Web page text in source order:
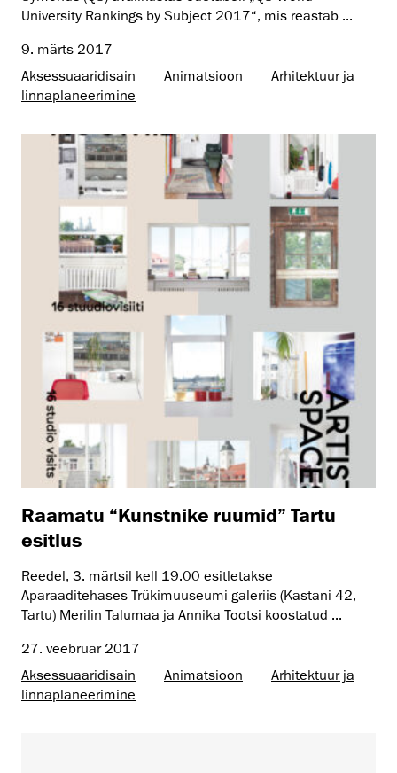
University Rankings by Subject 2017“, mis reastab ...
9. märts 2017
Aksessuaaridisain
Animatsioon
Arhitektuur ja
linnaplaneerimine
Raamatu “Kunstnike ruumid” Tartu
esitlus
Reedel, 3. märtsil kell 19.00 esitletakse
Aparaaditehases Trükimuuseumi galeriis (Kastani 42,
Tartu) Merilin Talumaa ja Annika Tootsi koostatud ...
27. veebruar 2017
Aksessuaaridisain
Animatsioon
Arhitektuur ja
linnaplaneerimine